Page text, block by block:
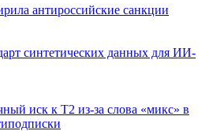
антироссийские санкции
синтетических данных для ИИ-
иск к Т2 из-за слова «микс» в